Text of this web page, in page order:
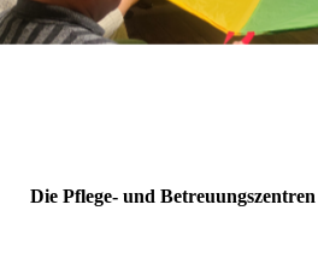
Die Pflege- und